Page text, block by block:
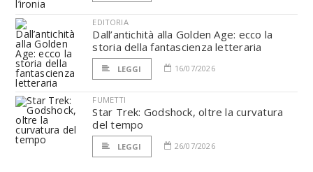
EDITORIA
Dall’antichità alla Golden Age: ecco la
storia della fantascienza letteraria
LEGGI 16/07/2026
FUMETTI
Star Trek: Godshock, oltre la curvatura
del tempo
LEGGI 26/07/2026